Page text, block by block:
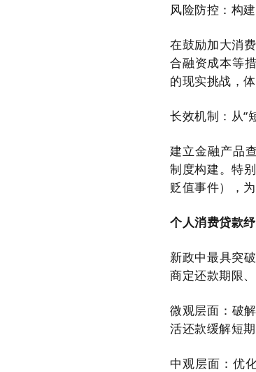
风险防控：构
在鼓励加大消
合融资成本等
的现实挑战，
长效机制：从“
建立金融产品
制度构建。特
贬值事件），
个人消费贷款
新政中最具突
商定还款期限
微观层面：破
活还款缓解短
中观层面：优